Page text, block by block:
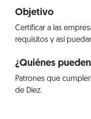
Objetivo
Certificar a las
requisitos y así
¿Quiénes
Patrones que
de Diez.